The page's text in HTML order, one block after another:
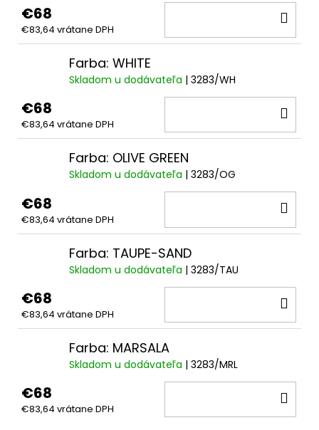
€68
€83,64 vrátane DPH
Farba: WHITE
Skladom u dodávateľa | 3283/WH
€68
€83,64 vrátane DPH
Farba: OLIVE GREEN
Skladom u dodávateľa | 3283/OG
€68
€83,64 vrátane DPH
Farba: TAUPE-SAND
Skladom u dodávateľa | 3283/TAU
€68
€83,64 vrátane DPH
Farba: MARSALA
Skladom u dodávateľa | 3283/MRL
€68
€83,64 vrátane DPH